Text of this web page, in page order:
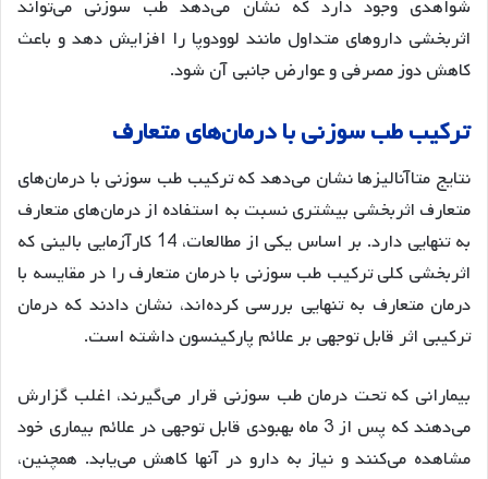
شواهدی وجود دارد که نشان می‌دهد طب سوزنی می‌تواند
اثربخشی داروهای متداول مانند لوودوپا را افزایش دهد و باعث
کاهش دوز مصرفی و عوارض جانبی آن شود.
ترکیب طب سوزنی با درمان‌های متعارف
نتایج متاآنالیزها نشان می‌دهد که ترکیب طب سوزنی با درمان‌های
متعارف اثربخشی بیشتری نسبت به استفاده از درمان‌های متعارف
به تنهایی دارد. بر اساس یکی از مطالعات، 14 کارآزمایی بالینی که
اثربخشی کلی ترکیب طب سوزنی با درمان متعارف را در مقایسه با
درمان متعارف به تنهایی بررسی کرده‌اند، نشان دادند که درمان
ترکیبی اثر قابل توجهی بر علائم پارکینسون داشته است.
بیمارانی که تحت درمان طب سوزنی قرار می‌گیرند، اغلب گزارش
می‌دهند که پس از 3 ماه بهبودی قابل توجهی در علائم بیماری خود
مشاهده می‌کنند و نیاز به دارو در آنها کاهش می‌یابد. همچنین،